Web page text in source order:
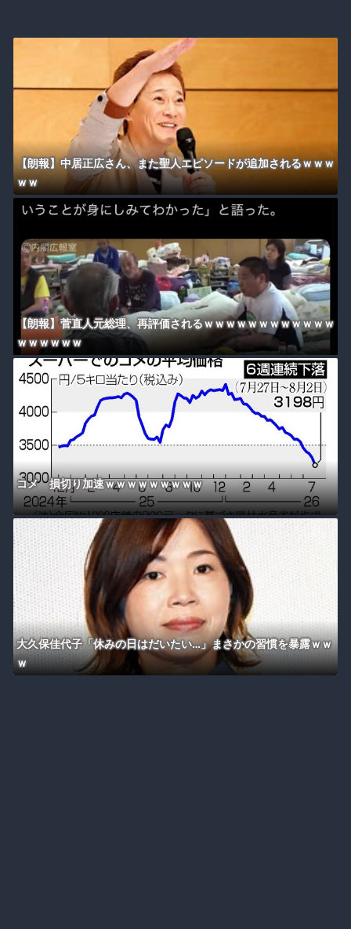
【朗報】中居正広さん、また聖人エピソードが追加されるｗｗｗ
ｗｗ
【朗報】菅直人元総理、再評価されるｗｗｗｗｗｗｗｗｗｗｗｗ
ｗｗｗｗｗｗ
コメ 損切り加速ｗｗｗｗｗｗｗｗｗ
大久保佳代子「休みの日はだいたい…」まさかの習慣を暴露ｗｗ
ｗ